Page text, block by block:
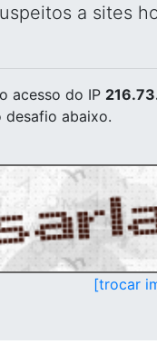
a sites
acesso do IP
desafio abaixo.
[trocar